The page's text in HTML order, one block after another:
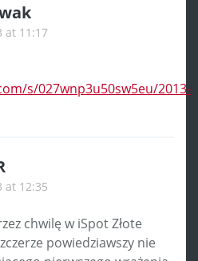
at 11:17
s/027wnp3u50sw5eu/2013-
at 12:35
chwilę w iSpot Złote
powiedziawszy nie